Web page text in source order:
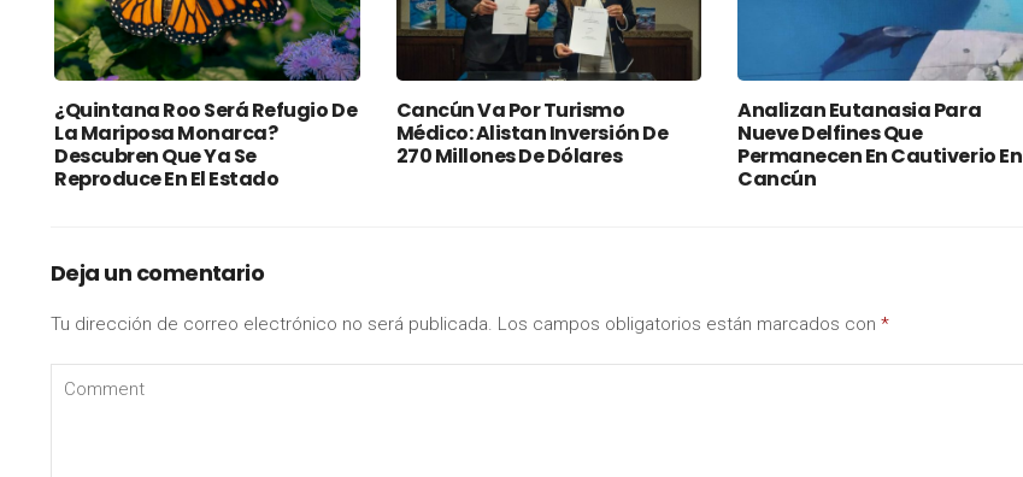
¿Quintana Roo Será Refugio De
La Mariposa Monarca?
Descubren Que Ya Se
Reproduce En El Estado
Cancún Va Por Turismo
Médico: Alistan Inversión De
270 Millones De Dólares
Analizan Eutanasia Para
Nueve Delfines Que
Permanecen En Cautiverio En
Cancún
Deja un comentario
Tu dirección de correo electrónico no será publicada. Los campos obligatorios están marcados con *